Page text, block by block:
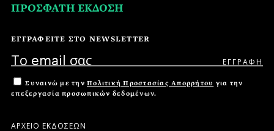
ΠΡΟΣΦΑΤΗ ΕΚΔΟΣΗ
ΕΓΓΡΑΦΕΙΤΕ ΣΤΟ NEWSLETTER
Συναινώ με την Πολιτική Προστασίας Απορρήτου για την
επεξεργασία προσωπικών δεδομένων.
ΑΡΧΕΙΟ ΕΚΔΟΣΕΩΝ